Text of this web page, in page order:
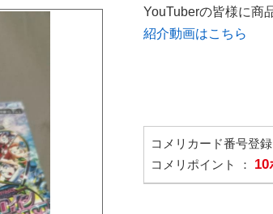
YouTuberの皆様に商
紹介動画はこちら
コメリカード番号登
コメリポイント ： 10